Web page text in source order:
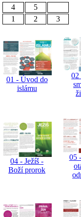
4
5
1
2 3
01 - Úvod do
islámu
02
04 - Ježíš -
Boží prorok
05